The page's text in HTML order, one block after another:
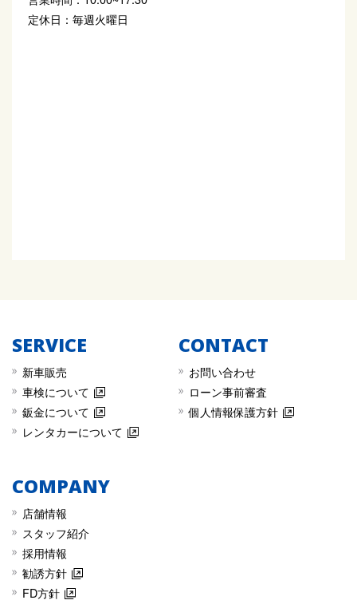
定休日： 毎週火曜日
SERVICE
新車販売
︎車検について
︎鈑金について
︎レンタカーについて
COMPANY
店舗情報
スタッフ紹介
採用情報
勧誘方針
FD方針
CONTACT
︎お問い合わせ
︎︎ローン事前審査
︎︎個人情報保護方針